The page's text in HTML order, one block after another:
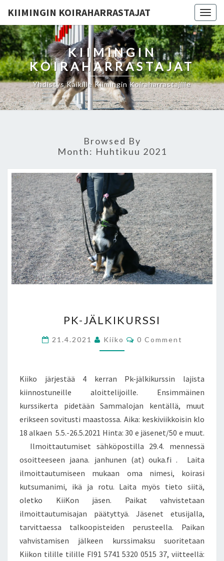
KIIMINGIN KOIRAHARRASTAJAT
KIIMINGIN
KOIRAHARRASTAJAT
Yhdistys Kaikille Kiimingin Koiraharrastajille
Browsed By
Month: Huhtikuu 2021
JÄLKIKURSSI
PK-JÄLKIKURSSI
21.4.2021 Kiiko Comments
0 Comment
Kiiko järjestää 4 kerran Pk-jälkikurssin lajista
kiinnostuneille aloittelijoille. Ensimmäinen
kurssikerta pidetään Sammalojan kentällä, muut
erikseen sovitusti maastossa. Aika: keskiviikkoisin klo
18 alkaen 5.5.-26.5.2021 Hinta: 30 e jäsenet/50 e muut.
Ilmoittautumiset sähköpostilla 29.4. mennessä
osoitteeseen jaana. janhunen (at) ouka.fi . Laita
ilmoittautumiseen mukaan oma nimesi, koirasi
kutsumanimi, ikä ja rotu. Laita myös tieto siitä,
oletko KiiKon jäsen. Paikat vahvistetaan
ilmoittautumisajan päätyttyä. Jäsenet etusijalla,
tarvittaessa talkoopisteiden perusteella. Paikan
vahvistamisen jälkeen kurssimaksu suoritetaan
Kiikon tilille tilille FI91 5741 5320 0515 37, viitteellä: